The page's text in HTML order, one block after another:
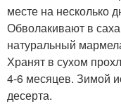
месте на несколько
Обволакивают в
натуральный
Хранят в сухом
4-6 месяцев. Зимой
десерта.